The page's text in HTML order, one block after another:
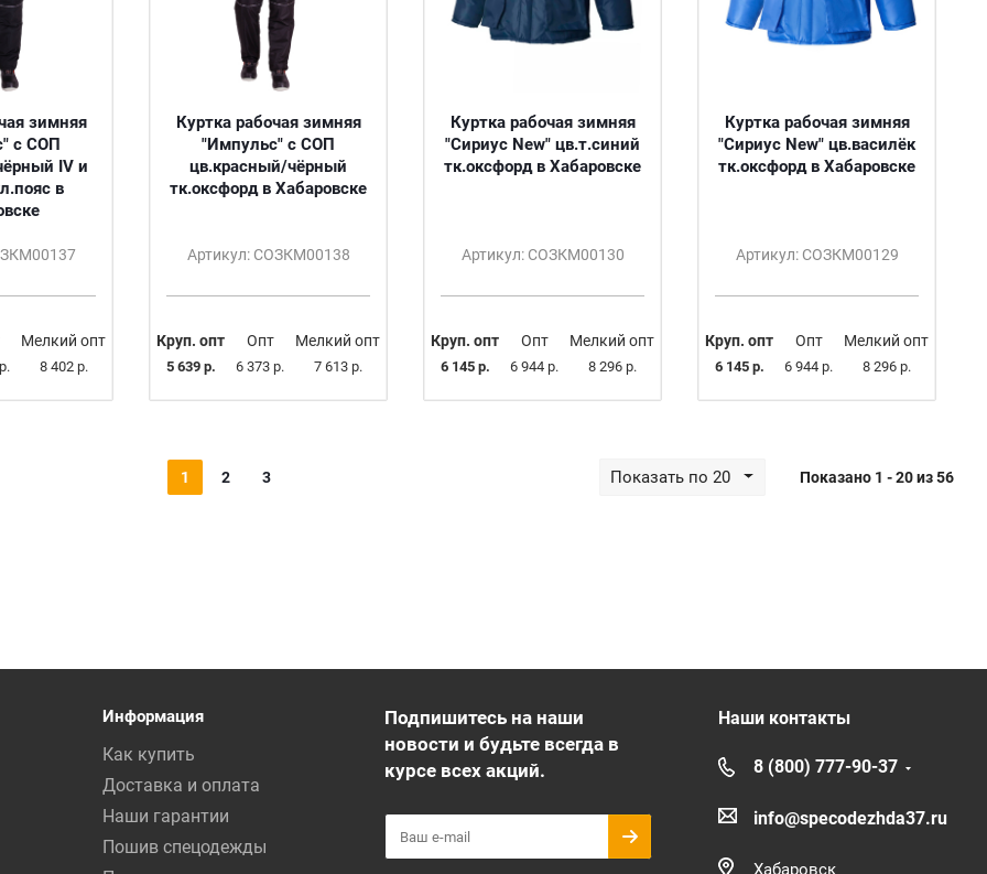
зимняя
с СОП
IV и
в
Мелкий опт
8 402 р.
Куртка рабочая зимняя
"Импульс" с СОП
цв.красный/чёрный
тк.оксфорд в Хабаровске
Артикул: СОЗКМ00138
Круп. опт
5 639 р.
Опт
6 373 р.
Мелкий опт
7 613 р.
Куртка рабочая зимняя
"Сириус New" цв.т.синий
тк.оксфорд в Хабаровске
Артикул: СОЗКМ00130
Круп. опт
6 145 р.
Опт
6 944 р.
Мелкий опт
8 296 р.
Куртка рабочая зимняя
"Сириус New" цв.василёк
тк.оксфорд в Хабаровске
Артикул: СОЗКМ00129
Круп. опт
6 145 р.
Опт
6 944 р.
Мелкий опт
8 296 р.
1 2 3 Показать по 20 Показано 1 - 20 из 56
Информация
Как купить
Доставка и оплата
Наши гарантии
Пошив спецодежды
Подпишитесь на наши
новости и будьте всегда в
курсе всех акций.
Наши контакты
8 (800) 777-90-37
info@specodezhda37.ru
Хабаровск